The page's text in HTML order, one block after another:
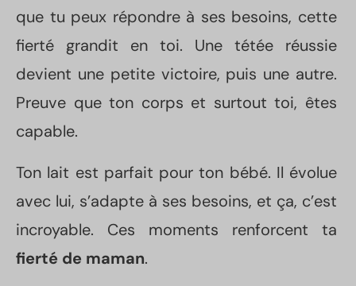
que tu peux répondre à ses besoins, cette
fierté grandit en toi. Une tétée réussie
devient une petite victoire, puis une autre.
Preuve que ton corps et surtout toi, êtes
capable.
Ton lait est parfait pour ton bébé. Il évolue
avec lui, s’adapte à ses besoins, et ça, c’est
incroyable. Ces moments renforcent ta
fierté de maman.